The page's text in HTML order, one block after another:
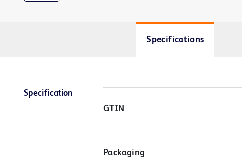
Specifications
Specification
GTIN
Packaging